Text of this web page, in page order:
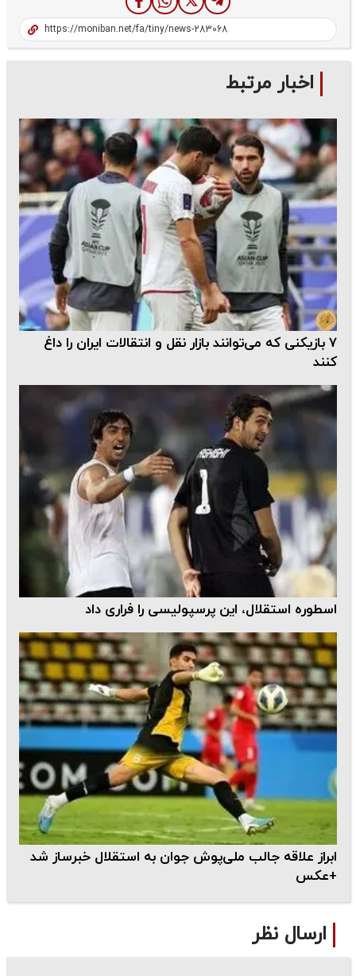
اخبار مرتبط
۷ بازیکنی که می‌توانند بازار نقل و انتقالات ایران را داغ
کنند
اسطوره استقلال، این پرسپولیسی را فراری داد
ابراز علاقه جالب ملی‌پوش جوان به استقلال خبرساز شد
+عکس
ارسال نظر